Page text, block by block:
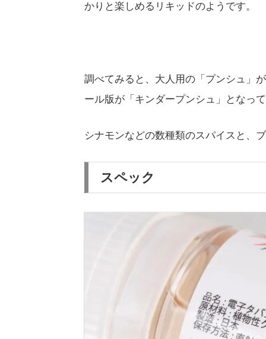
かりと楽しめるリキッドのようです。
調べてみると、大人用の「プンシュ」
ール版が「キンダープンシュ」となっ
シナモンなどの数種類のスパイスと、
スペック